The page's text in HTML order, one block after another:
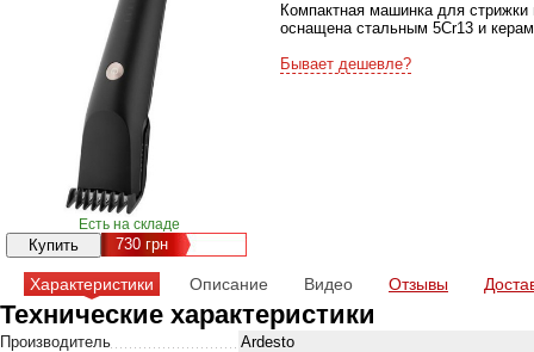
Есть на складе
730грн
Компактная машинка для
оснащена стальным 5Cr13 и
Бывает дешевле?
Характеристики Описание Видео Отзывы
Технические характеристики
Производитель
Ardesto